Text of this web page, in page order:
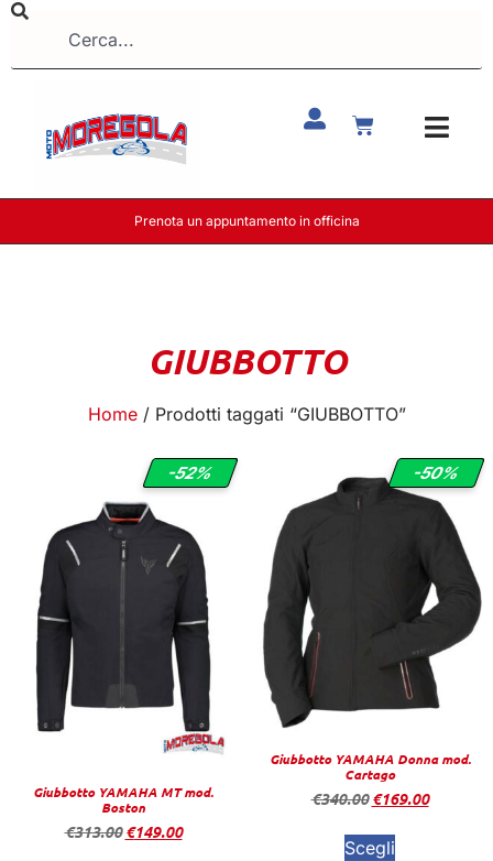
Prenota un appuntamento in officina
GIUBBOTTO
Home/ Prodotti taggati “GIUBBOTTO”
-52%
Giubbotto YAMAHA MT mod.
Boston
€313.00 €149.00
-50%
Giubbotto YAMAHA Donna mod.
Cartago
€340.00 €169.00
Scegli